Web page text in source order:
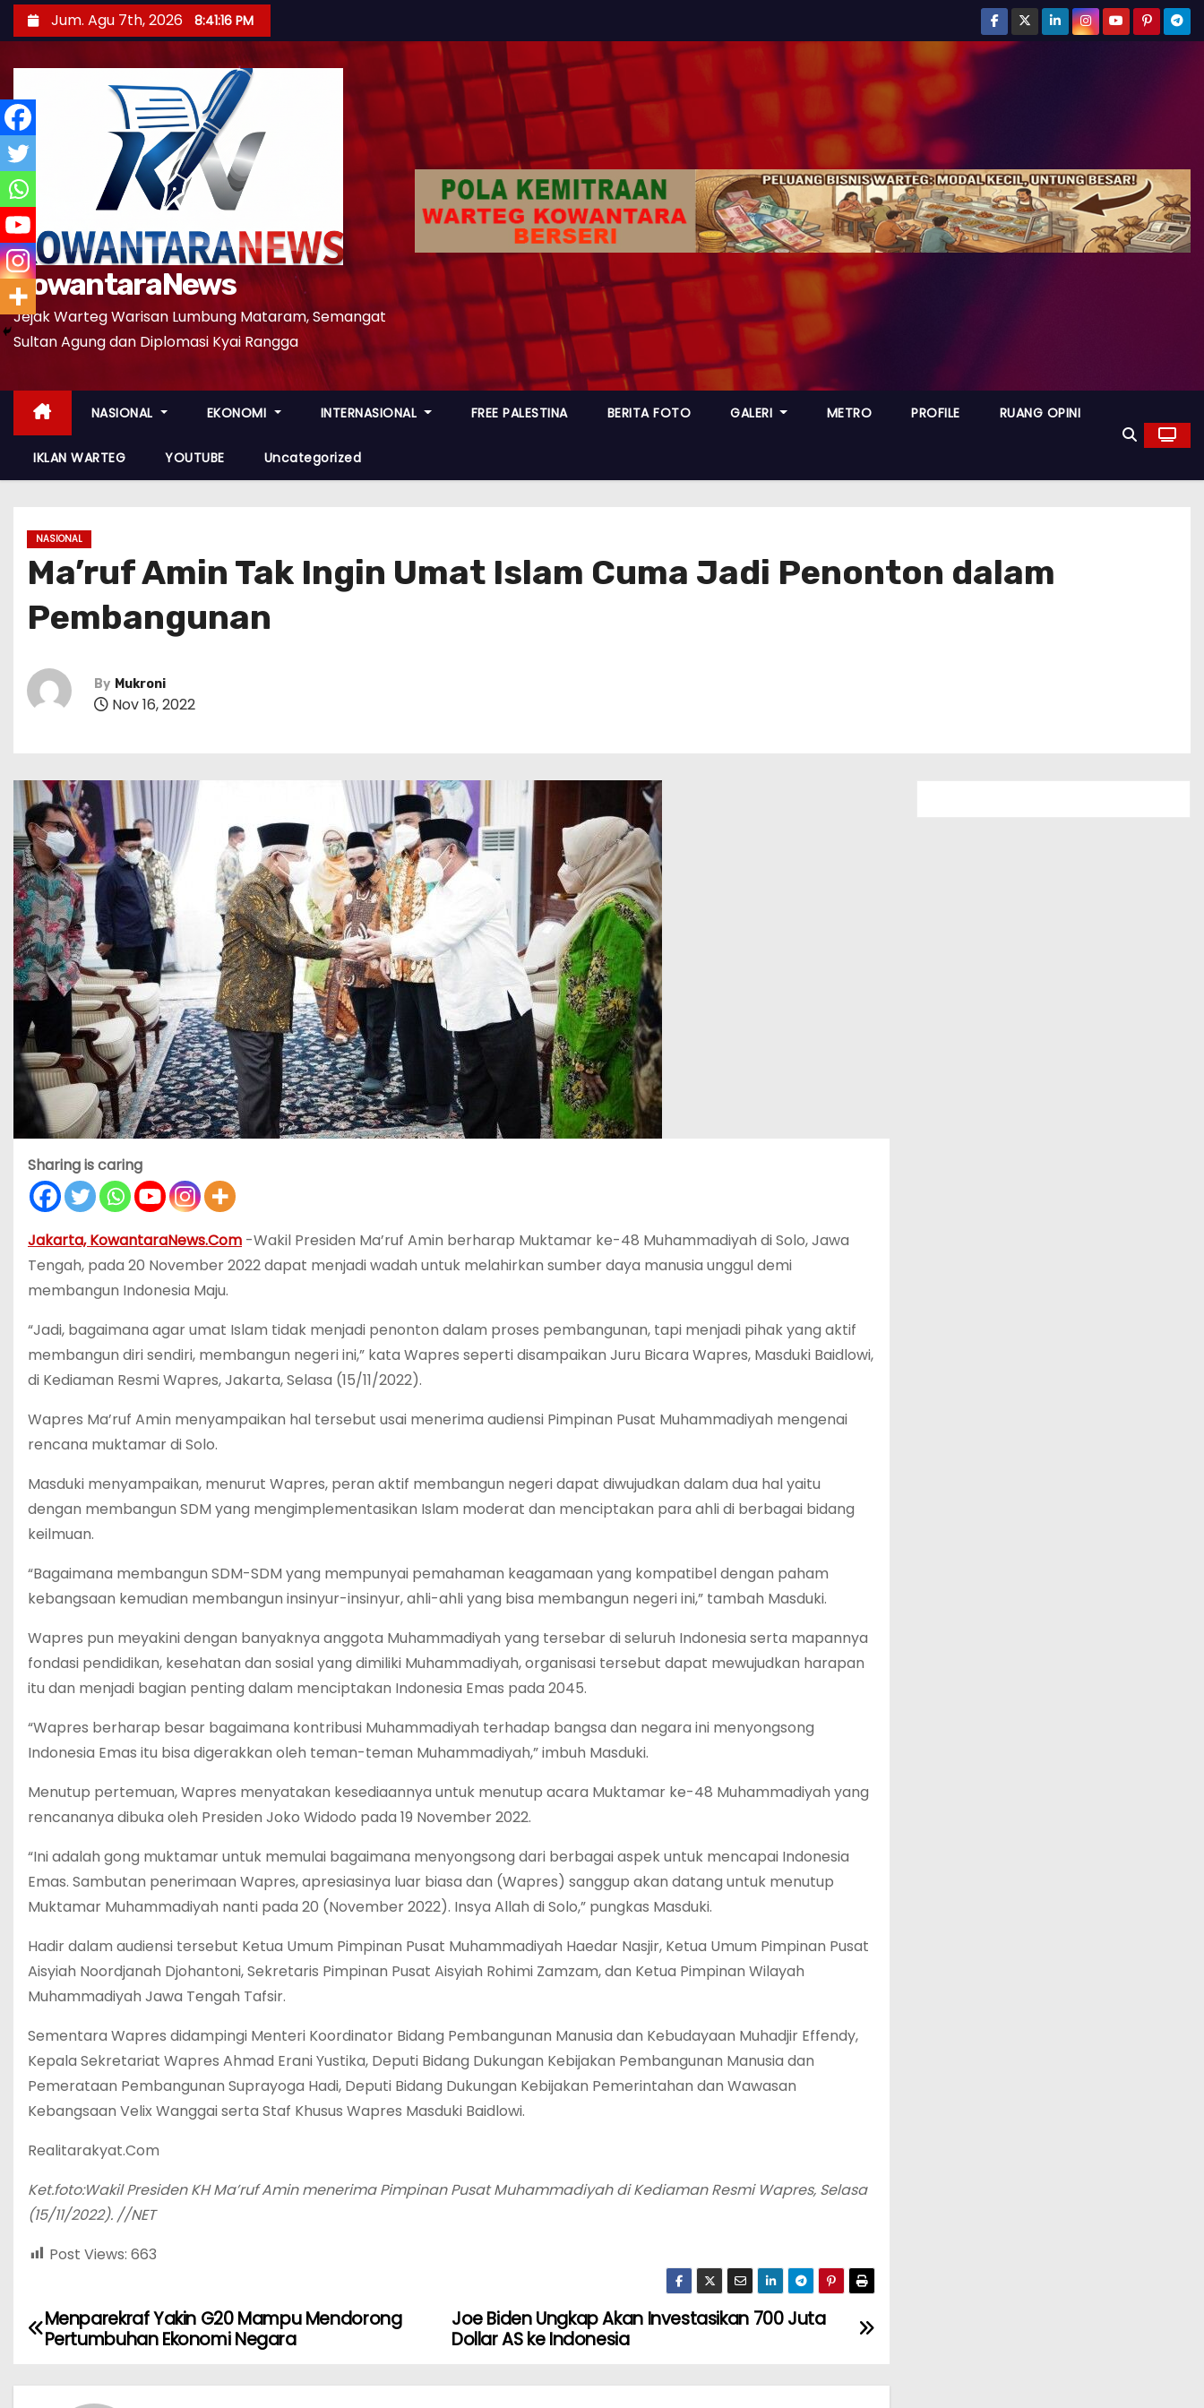
k
t
o
n
e
t
Jum. Agu 7th, 2026 8:41:17 PM
KowantaraNews
Jejak Warteg Warisan Lumbung Mataram, Semangat
Sultan Agung dan Diplomasi Kyai Rangga
NASIONAL EKONOMI INTERNASIONAL FREE PALESTINA BERITA FOTO GALERI METRO PROFILE RUANG OPINI
IKLAN WARTEG YOUTUBE Uncategorized
NASIONAL
Ma’ruf Amin Tak Ingin Umat Islam Cuma Jadi Penonton dalam
Pembangunan
By Mukroni
Nov 16, 2022
Sharing is caring
Jakarta, KowantaraNews.Com -Wakil Presiden Ma’ruf Amin berharap Muktamar ke-48 Muhammadiyah di Solo, Jawa
Tengah, pada 20 November 2022 dapat menjadi wadah untuk melahirkan sumber daya manusia unggul demi
membangun Indonesia Maju.
“Jadi, bagaimana agar umat Islam tidak menjadi penonton dalam proses pembangunan, tapi menjadi pihak yang aktif
membangun diri sendiri, membangun negeri ini,” kata Wapres seperti disampaikan Juru Bicara Wapres, Masduki Baidlowi,
di Kediaman Resmi Wapres, Jakarta, Selasa (15/11/2022).
Wapres Ma’ruf Amin menyampaikan hal tersebut usai menerima audiensi Pimpinan Pusat Muhammadiyah mengenai
rencana muktamar di Solo.
Masduki menyampaikan, menurut Wapres, peran aktif membangun negeri dapat diwujudkan dalam dua hal yaitu
dengan membangun SDM yang mengimplementasikan Islam moderat dan menciptakan para ahli di berbagai bidang
keilmuan.
“Bagaimana membangun SDM-SDM yang mempunyai pemahaman keagamaan yang kompatibel dengan paham
kebangsaan kemudian membangun insinyur-insinyur, ahli-ahli yang bisa membangun negeri ini,” tambah Masduki.
Wapres pun meyakini dengan banyaknya anggota Muhammadiyah yang tersebar di seluruh Indonesia serta mapannya
fondasi pendidikan, kesehatan dan sosial yang dimiliki Muhammadiyah, organisasi tersebut dapat mewujudkan harapan
itu dan menjadi bagian penting dalam menciptakan Indonesia Emas pada 2045.
“Wapres berharap besar bagaimana kontribusi Muhammadiyah terhadap bangsa dan negara ini menyongsong
Indonesia Emas itu bisa digerakkan oleh teman-teman Muhammadiyah,” imbuh Masduki.
Menutup pertemuan, Wapres menyatakan kesediaannya untuk menutup acara Muktamar ke-48 Muhammadiyah yang
rencananya dibuka oleh Presiden Joko Widodo pada 19 November 2022.
“Ini adalah gong muktamar untuk memulai bagaimana menyongsong dari berbagai aspek untuk mencapai Indonesia
Emas. Sambutan penerimaan Wapres, apresiasinya luar biasa dan (Wapres) sanggup akan datang untuk menutup
Muktamar Muhammadiyah nanti pada 20 (November 2022). Insya Allah di Solo,” pungkas Masduki.
Hadir dalam audiensi tersebut Ketua Umum Pimpinan Pusat Muhammadiyah Haedar Nasjir, Ketua Umum Pimpinan Pusat
Aisyiah Noordjanah Djohantoni, Sekretaris Pimpinan Pusat Aisyiah Rohimi Zamzam, dan Ketua Pimpinan Wilayah
Muhammadiyah Jawa Tengah Tafsir.
Sementara Wapres didampingi Menteri Koordinator Bidang Pembangunan Manusia dan Kebudayaan Muhadjir Effendy,
Kepala Sekretariat Wapres Ahmad Erani Yustika, Deputi Bidang Dukungan Kebijakan Pembangunan Manusia dan
Pemerataan Pembangunan Suprayoga Hadi, Deputi Bidang Dukungan Kebijakan Pemerintahan dan Wawasan
Kebangsaan Velix Wanggai serta Staf Khusus Wapres Masduki Baidlowi.
Realitarakyat.Com
Ket.foto:Wakil Presiden KH Ma’ruf Amin menerima Pimpinan Pusat Muhammadiyah di Kediaman Resmi Wapres, Selasa
(15/11/2022). //NET
Post Views: 663
N
Joe Biden Ungkap Akan Investasikan 700 Juta
Dollar AS ke Indonesia
Menparekraf Yakin G20 Mampu Mendorong
Pertumbuhan Ekonomi Negara